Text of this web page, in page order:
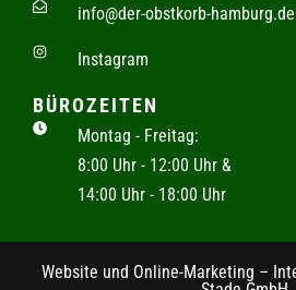
info@der-obstkorb-hamburg.de
Instagram
BÜROZEITEN
Montag - Freitag:
8:00 Uhr - 12:00 Uhr &
14:00 Uhr - 18:00 Uhr
Website und Online-Marketing –